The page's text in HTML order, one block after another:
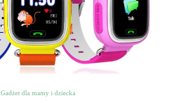
Gadżet dla mamy i dziecka